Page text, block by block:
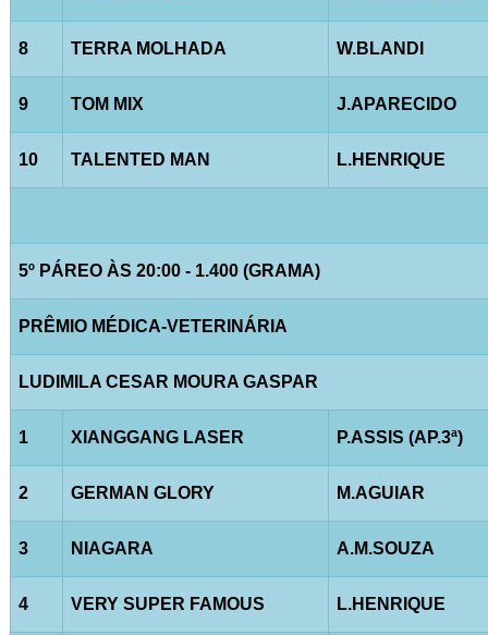
8 TERRA MOLHADA W.BLANDI
9 TOM MIX J.APARECIDO
10 TALENTED MAN L.HENRIQUE
5º PÁREO ÀS 20:00 - 1.400 (GRAMA)
PRÊMIO MÉDICA-VETERINÁRIA
LUDIMILA CESAR MOURA GASPAR
1 XIANGGANG LASER P.ASSIS (AP.3ª)
2 GERMAN GLORY M.AGUIAR
3 NIAGARA A.M.SOUZA
4 VERY SUPER FAMOUS L.HENRIQUE